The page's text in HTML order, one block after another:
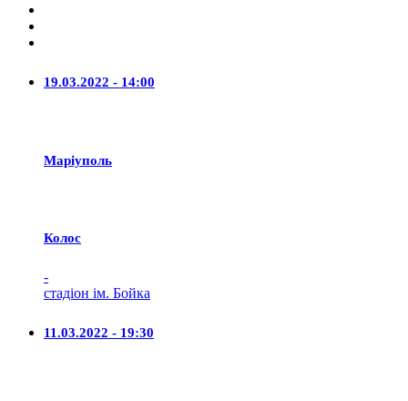
19.03.2022 - 14:00
Маріуполь
Колос
-
стадіон ім. Бойка
11.03.2022 - 19:30